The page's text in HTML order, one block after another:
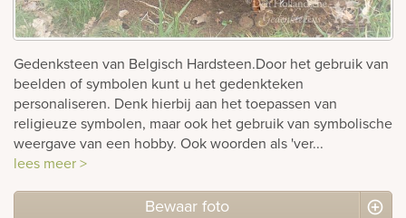
Gedenksteen van Belgisch Hardsteen.Door het gebruik van
beelden of symbolen kunt u het gedenkteken
personaliseren. Denk hierbij aan het toepassen van
religieuze symbolen, maar ook het gebruik van symbolische
weergave van een hobby. Ook woorden als 'ver...
lees meer >
Bewaar foto